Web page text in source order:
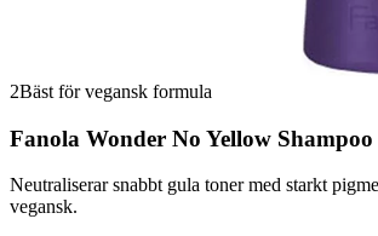
2Bäst för vegansk formula
Fanola Wonder No Yellow
Neutraliserar snabbt gula toner med starkt
vegansk.